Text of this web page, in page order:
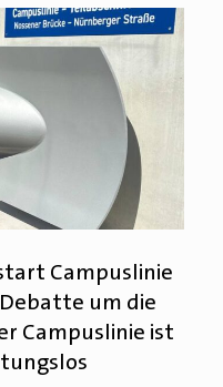
Campuslinie
um die
Campuslinie ist